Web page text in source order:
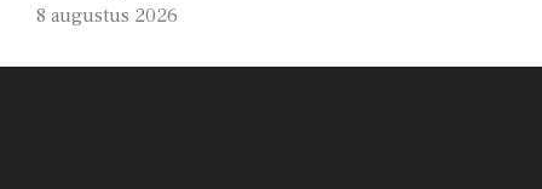
8 augustus 2026